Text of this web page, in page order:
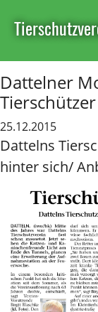
Dattelner
25.12.2015
Dattelns
hinter sich/